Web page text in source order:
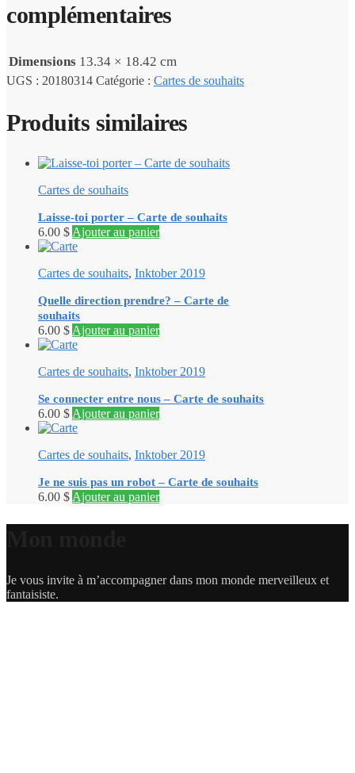
complémentaires
Dimensions 13.34 × 18.42 cm
UGS : 20180314 Catégorie : Cartes de souhaits
Produits similaires
Cartes de souhaits
Laisse-toi porter – Carte de souhaits
6.00 $Ajouter au panier
Cartes de souhaits, Inktober 2019
Quelle direction prendre? – Carte de
souhaits
6.00 $Ajouter au panier
Cartes de souhaits, Inktober 2019
Se connecter entre nous – Carte de souhaits
6.00 $Ajouter au panier
Cartes de souhaits, Inktober 2019
Je ne suis pas un robot – Carte de souhaits
6.00 $Ajouter au panier
Je vous invite à m’accompagner dans mon monde merveilleux et
fantaisiste.